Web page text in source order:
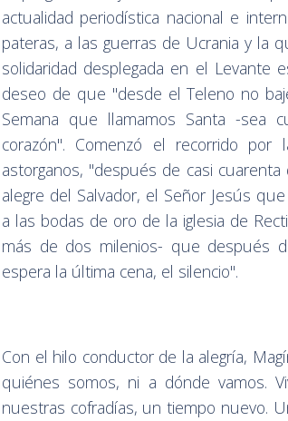
actualidad periodística nacional e
pateras, a las guerras de Ucrania y la
solidaridad desplegada en el Levante
deseo de que "desde el Teleno no
Semana que llamamos Santa -sea
corazón". Comenzó el recorrido
astorganos, "después de casi
alegre del Salvador, el Señor Jesús
a las bodas de oro de la iglesia de
más de dos milenios- que después
espera la última cena, el silencio".
Con el hilo conductor de la alegría,
quiénes somos, ni a dónde vamos.
nuestras cofradías, un tiempo nuevo.